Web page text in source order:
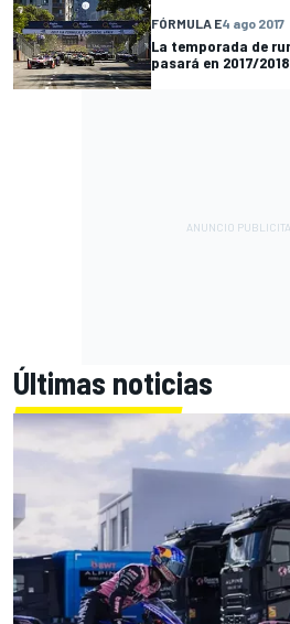
FÓRMULA E4 ago 2017
La temporada de
pasará en 2017/
Últimas noticias